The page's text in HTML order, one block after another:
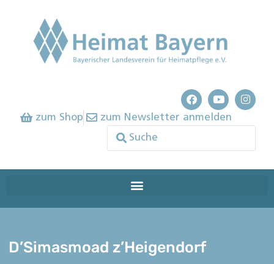
zum Shop zum Newsletter anmelden
D’Simasmoad z’Heigendorf